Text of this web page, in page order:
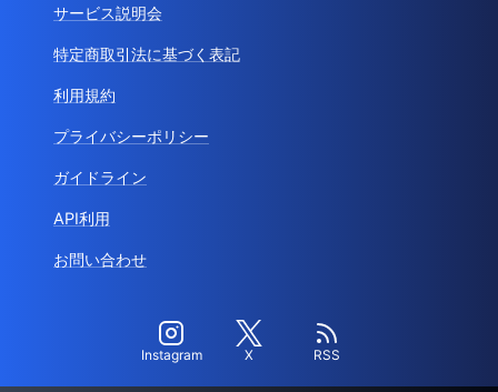
サービス説明会
特定商取引法に基づく表記
利用規約
プライバシーポリシー
ガイドライン
API利用
お問い合わせ
Instagram X RSS